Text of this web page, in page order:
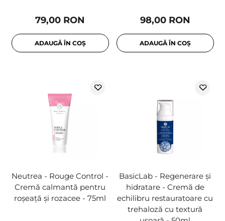
79,00 RON
ADAUGĂ ÎN COȘ
98,00 RON
ADAUGĂ ÎN COȘ
Neutrea - Rouge Control -
Cremă calmantă pentru
roșeață și rozacee - 75ml
BasicLab - Regenerare și
hidratare - Cremă de
echilibru restauratoare cu
trehaloză cu textură